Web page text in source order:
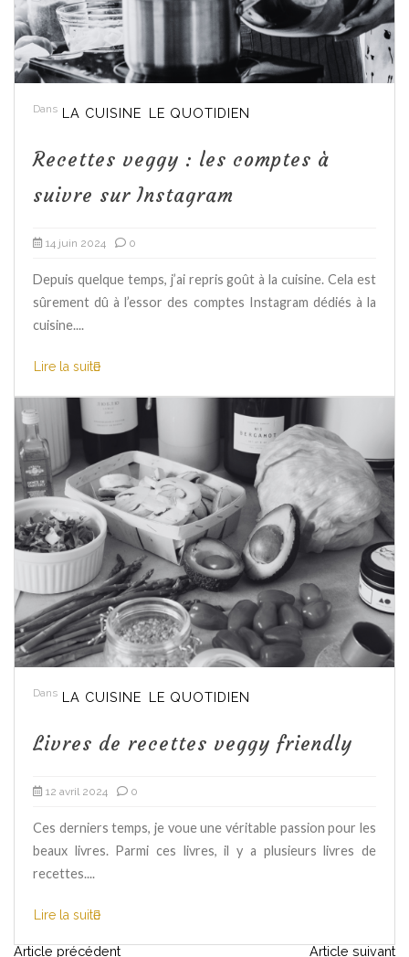
Dans LA CUISINE LE QUOTIDIEN
Recettes veggy : les comptes à
suivre sur Instagram
14 juin 2024 0
Depuis quelque temps, j’ai repris goût à la cuisine. Cela est
sûrement dû à l’essor des comptes Instagram dédiés à la
cuisine....
Lire la suite
Dans LA CUISINE LE QUOTIDIEN
Livres de recettes veggy friendly
12 avril 2024 0
Ces derniers temps, je voue une véritable passion pour les
beaux livres. Parmi ces livres, il y a plusieurs livres de
recettes....
Lire la suite
Article précédent Article suivant